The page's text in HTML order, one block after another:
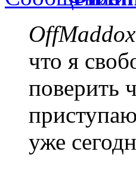
что я
поверить
уже